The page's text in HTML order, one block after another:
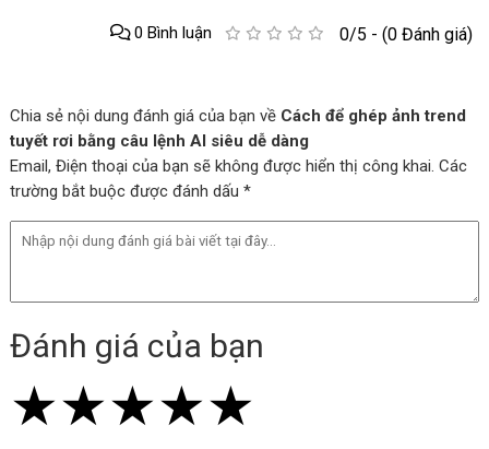
0/5 - (0 Đánh giá)
0 Bình luận
Chia sẻ nội dung đánh giá của bạn về Cách để ghép ảnh trend
tuyết rơi bằng câu lệnh AI siêu dễ dàng
Email, Điện thoại của bạn sẽ không được hiển thị công khai. Các
trường bắt buộc được đánh dấu *
Đánh giá của bạn
★
★★
★★★
★★★★
★★★★★